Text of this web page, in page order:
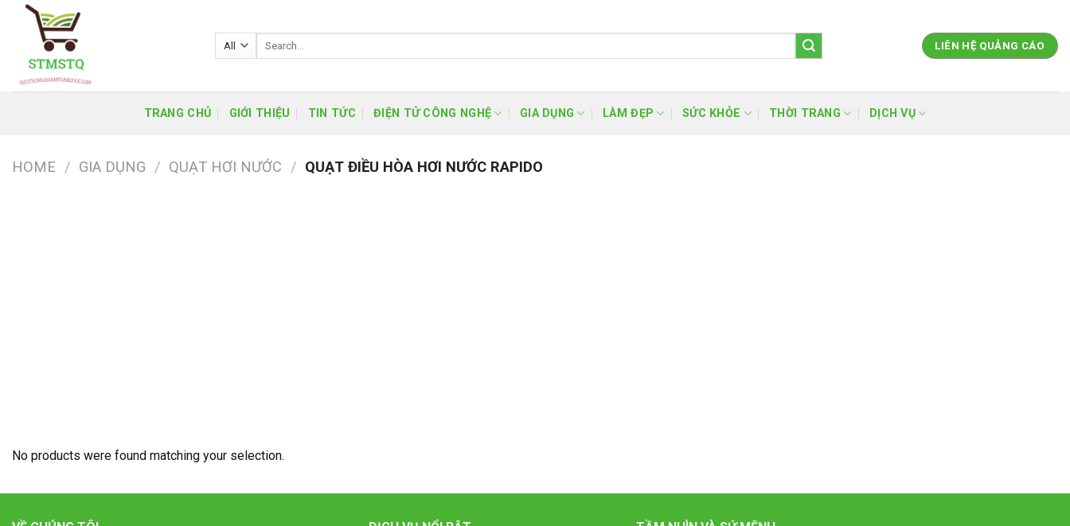
LIÊN HỆ QUẢNG CÁO
TRANG CHỦ GIỚI THIỆU TIN TỨC ĐIỆN TỬ CÔNG NGHỆ GIA DỤNG LÀM ĐẸP SỨC KHỎE THỜI TRANG DỊCH VỤ
HOME / GIA DỤNG / QUẠT HƠI NƯỚC / QUẠT ĐIỀU HÒA HƠI NƯỚC RAPIDO
No products were found matching your selection.